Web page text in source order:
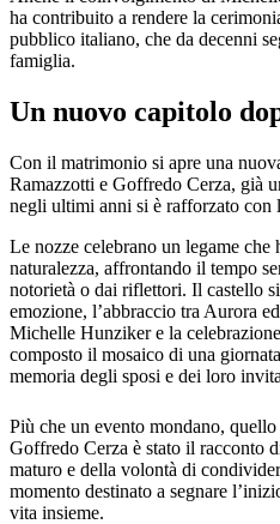
ha contribuito a rendere la
pubblico italiano, che da decenni
famiglia.
Un nuovo capitolo
Con il matrimonio si apre una
Ramazzotti e Goffredo Cerza, già
negli ultimi anni si è rafforzato con
Le nozze celebrano un legame che
naturalezza, affrontando il tempo
notorietà o dai riflettori. Il castello
emozione, l’abbraccio tra Aurora
Michelle Hunziker e la
composto il mosaico di una
memoria degli sposi e dei loro
Più che un evento mondano,
Goffredo Cerza è stato il racconto
maturo e della volontà di
momento destinato a segnare
vita insieme.